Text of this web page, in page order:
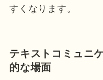
すくなります。
テキストコミュニ
的な場面